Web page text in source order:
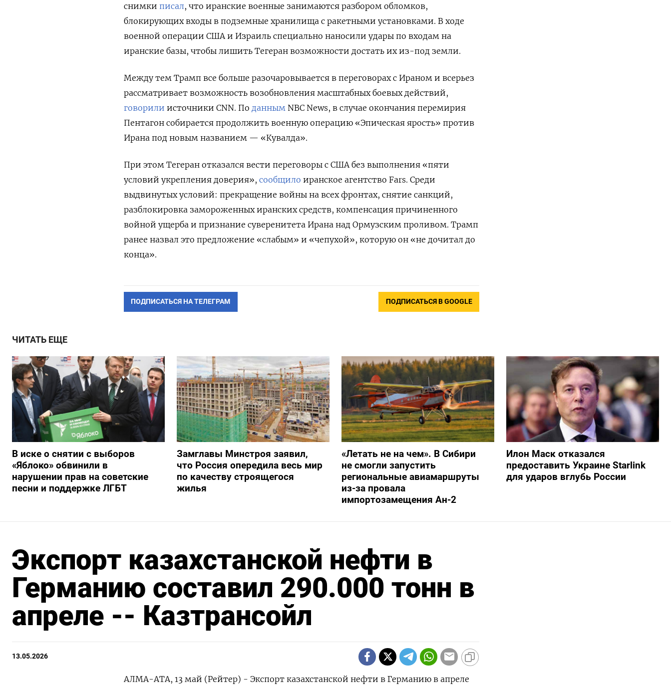
снимки писал, что иранские военные занимаются разбором обломков,
блокирующих входы в подземные хранилища с ракетными установками. В ходе
военной операции США и Израиль специально наносили удары по входам на
иранские базы, чтобы лишить Тегеран возможности достать их из-под земли.
Между тем Трамп все больше разочаровывается в переговорах с Ираном и всерьез
рассматривает возможность возобновления масштабных боевых действий,
говорили источники CNN. По данным NBC News, в случае окончания перемирия
Пентагон собирается продолжить военную операцию «Эпическая ярость» против
Ирана под новым названием — «Кувалда».
При этом Тегеран отказался вести переговоры с США без выполнения «пяти
условий укрепления доверия», сообщило иранское агентство Fars. Среди
выдвинутых условий: прекращение войны на всех фронтах, снятие санкций,
разблокировка замороженных иранских средств, компенсация причиненного
войной ущерба и признание суверенитета Ирана над Ормузским проливом. Трамп
ранее назвал это предложение «слабым» и «чепухой», которую он «не дочитал до
конца».
ПОДПИСАТЬСЯ НА ТЕЛЕГРАМ ПОДПИСАТЬСЯ В GOOGLE
ЧИТАТЬ ЕЩЕ
В иске о снятии с выборов
«Яблоко» обвинили в
нарушении прав на советские
песни и поддержке ЛГБТ
Замглавы Минстроя заявил,
что Россия опередила весь мир
по качеству строящегося
жилья
«Летать не на чем». В Сибири
не смогли запустить
региональные авиамаршруты
из-за провала
импортозамещения Ан-2
Илон Маск отказался
предоставить Украине Starlink
для ударов вглубь России
Экспорт казахстанской нефти в
Германию составил 290.000 тонн в
апреле -- Казтрансойл
13.05.2026
АЛМА-АТА, 13 май (Рейтер) - Экспорт казахстанской нефти в ‌Германию в апреле